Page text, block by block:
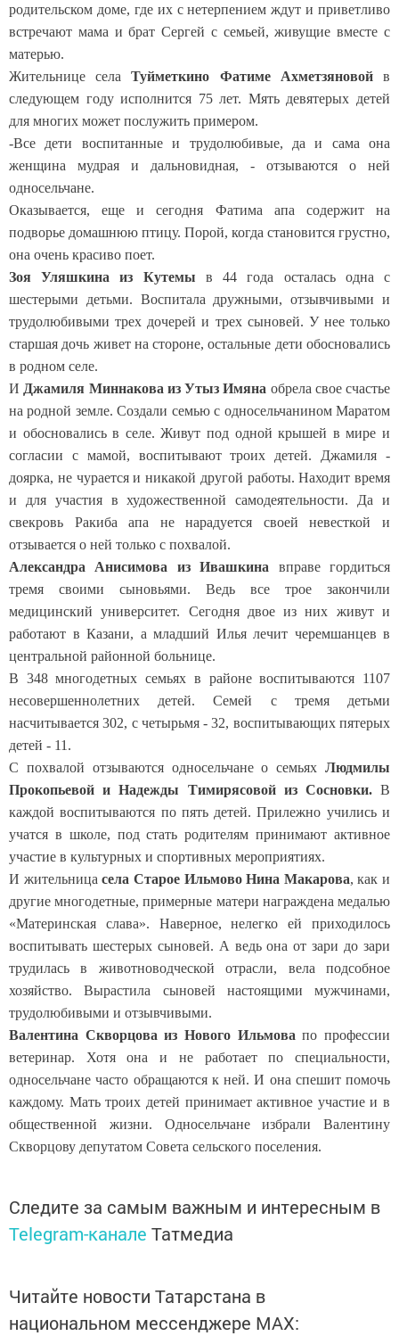
родительском доме, где их с нетерпением ждут и приветливо
встречают мама и брат Сергей с семьей, живущие вместе с
матерью.
Жительнице селаТуйметкино Фатиме Ахметзяновойв
следующем году исполнится 75 лет. Мять девятерых детей
для многих может послужить примером.
-Все дети воспитанные и трудолюбивые, да и сама она
женщина мудрая и дальновидная, - отзываются о ней
односельчане.
Оказывается, еще и сегодня Фатима апа содержит на
подворье домашнюю птицу. Порой, когда становится грустно,
она очень красиво поет.
Зоя Уляшкина из Кутемы в 44 года осталась одна с
шестерыми детьми. Воспитала дружными, отзывчивыми и
трудолюбивыми трех дочерей и трех сыновей. У нее только
старшая дочь живет на стороне, остальные дети обосновались
в родном селе.
И Джамиля Миннакова из Утыз Имяна обрела свое счастье
на родной земле. Создали семью с односельчанином Маратом
и обосновались в селе. Живут под одной крышей в мире и
согласии с мамой, воспитывают троих детей. Джамиля -
доярка, не чурается и никакой другой работы. Находит время
и для участия в художественной самодеятельности. Да и
свекровь Ракиба апа не нарадуется своей невесткой и
отзывается о ней только с похвалой.
Александра Анисимова из Ивашкина вправе гордиться
тремя своими сыновьями. Ведь все трое закончили
медицинский университет. Сегодня двое из них живут и
работают в Казани, а младший Илья лечит черемшанцев в
центральной районной больнице.
В 348 многодетных семьях в районе воспитываются 1107
несовершеннолетних детей. Семей с тремя детьми
насчитывается 302, с четырьмя - 32, воспитывающих пятерых
детей - 11.
С похвалой отзываются односельчане о семьях Людмилы
Прокопьевой и Надежды Тимирясовой из Сосновки.В
каждой воспитываются по пять детей. Прилежно учились и
учатся в школе, под стать родителям принимают активное
участие в культурных и спортивных мероприятиях.
И жительницасела Старое Ильмово Нина Макарова, как и
другие многодетные, примерные матери награждена медалью
«Материнская слава». Наверное, нелегко ей приходилось
воспитывать шестерых сыновей. А ведь она от зари до зари
трудилась в животноводческой отрасли, вела подсобное
хозяйство. Вырастила сыновей настоящими мужчинами,
трудолюбивыми и отзывчивыми.
Валентина Скворцова из Нового Ильмова по профессии
ветеринар. Хотя она и не работает по специальности,
односельчане часто обращаются к ней. И она спешит помочь
каждому. Мать троих детей принимает активное участие и в
общественной жизни. Односельчане избрали Валентину
Скворцову депутатом Совета сельского поселения.
Следите за самым важным и интересным в
Telegram-канале Татмедиа
Читайте новости Татарстана в
национальном мессенджере MАХ: